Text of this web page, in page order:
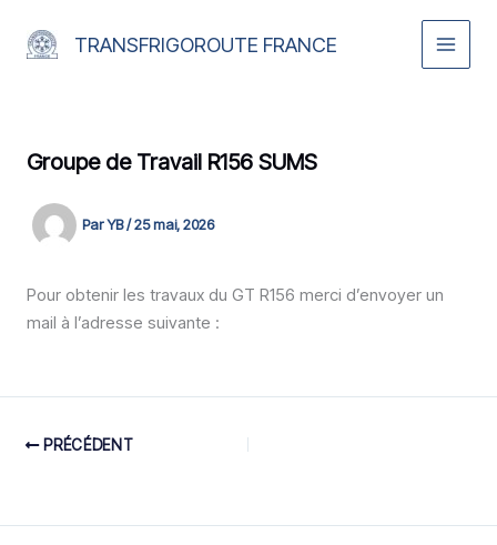
TRANSFRIGOROUTE FRANCE
Groupe de Travail R156 SUMS
ParYB/25 mai, 2026
Pour obtenir les travaux du GT R156 merci d’envoyer un
mail à l’adresse suivante :
PRÉCÉDENT